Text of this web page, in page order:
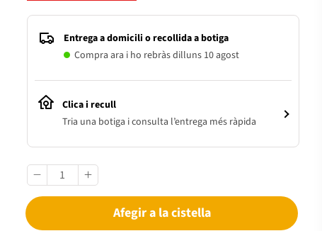
Entrega a domicili o recollida a botiga
Compra ara i ho rebràs dilluns 10 agost
Clica i recull
Tria una botiga i consulta l’entrega més ràpida
Afegir a la cistella